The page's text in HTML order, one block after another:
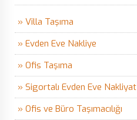
» Villa Taşıma
» Evden Eve Nakliye
» Ofis Taşıma
» Sigortalı Evden Eve Nakliyat
» Ofis ve Büro Taşımacılığı